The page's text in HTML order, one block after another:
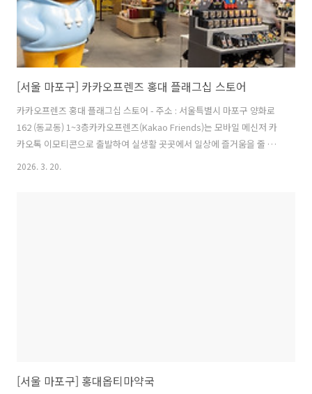
[서울 마포구] 카카오프렌즈 홍대 플래그십 스토어
카카오프렌즈 홍대 플래그십 스토어 - 주소 : 서울특별시 마포구 양화로
162 (동교동) 1~3층카카오프렌즈(Kakao Friends)는 모바일 메신저 카
카오톡 이모티콘으로 출발하여 실생활 곳곳에서 일상에 즐거움을 줄 수
있는 다양한 라이프스타일 상품을 선보이고 있다. 라이언, 무지, 어피치,
2026. 3. 20.
[서울 마포구] 홍대옵티마약국